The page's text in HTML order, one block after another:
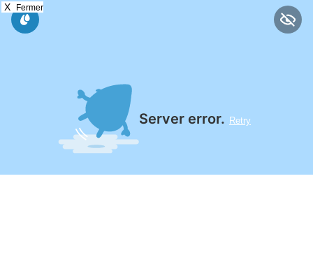
X Fermer